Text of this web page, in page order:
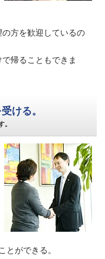
方を歓迎しているの
帰ることもできま
ける。
。
とができる。